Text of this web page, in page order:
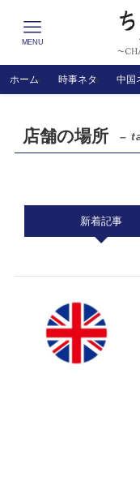
MENU
ホーム 時事ネタ 中国
店舗の場所 –
新着記事